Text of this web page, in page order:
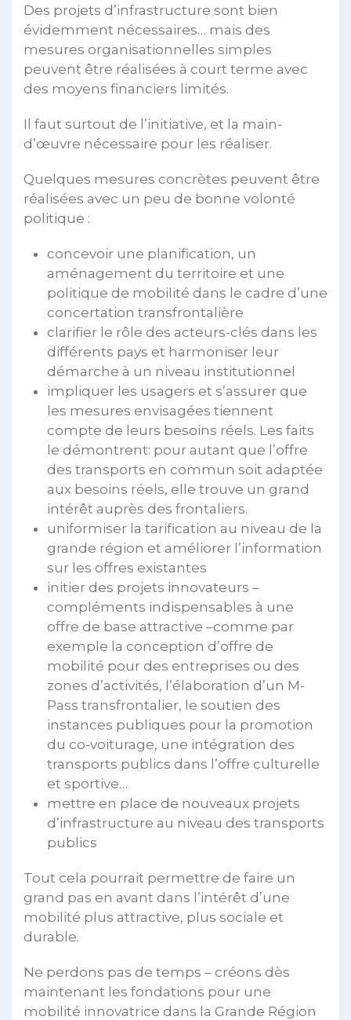
Des projets d’infrastructure sont bien
évidemment nécessaires… mais des
mesures organisationnelles simples
peuvent être réalisées à court terme avec
des moyens financiers limités.
Il faut surtout de l’initiative, et la main-
d’œuvre nécessaire pour les réaliser.
Quelques mesures concrètes peuvent être
réalisées avec un peu de bonne volonté
politique :
concevoir une planification, un
aménagement du territoire et une
politique de mobilité dans le cadre d’une
concertation transfrontalière
clarifier le rôle des acteurs-clés dans les
différents pays et harmoniser leur
démarche à un niveau institutionnel
impliquer les usagers et s’assurer que
les mesures envisagées tiennent
compte de leurs besoins réels. Les faits
le démontrent: pour autant que l’offre
des transports en commun soit adaptée
aux besoins réels, elle trouve un grand
intérêt auprès des frontaliers.
uniformiser la tarification au niveau de la
grande région et améliorer l’information
sur les offres existantes
initier des projets innovateurs –
compléments indispensables à une
offre de base attractive –comme par
exemple la conception d’offre de
mobilité pour des entreprises ou des
zones d’activités, l’élaboration d’un M-
Pass transfrontalier, le soutien des
instances publiques pour la promotion
du co-voiturage, une intégration des
transports publics dans l’offre culturelle
et sportive…
mettre en place de nouveaux projets
d’infrastructure au niveau des transports
publics
Tout cela pourrait permettre de faire un
grand pas en avant dans l’intérêt d’une
mobilité plus attractive, plus sociale et
durable.
Ne perdons pas de temps – créons dès
maintenant les fondations pour une
mobilité innovatrice dans la Grande Région